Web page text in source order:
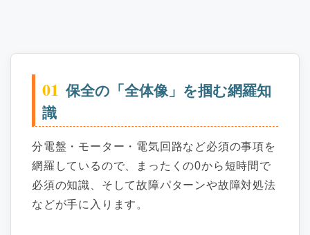
01 保全の「全体像」を掴む網羅知
識
分電盤・モーター・電気回路など必須の事項を
網羅しているので、まったくの0から短時間で
必須の知識、そして故障パターンや故障対処法
などが手に入ります。